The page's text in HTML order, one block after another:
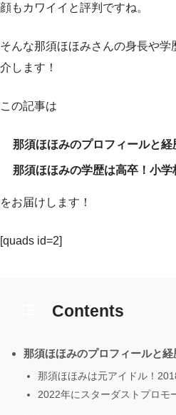
顔もカワイイと評判ですね。
そんな那須ほほみさんの身長や
介します！
この記事は
那須ほほみのプロフィールと経
那須ほほみの学歴は高卒！小
をお届けします！
[quads id=2]
Contents
那須ほほみのプロフィールと経
那須ほほみは元アイドル！
2022年にスターダストプロモ